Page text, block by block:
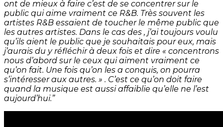
ont de mieux à faire c’est de se concentrer sur le
public qui aime vraiment ce R&B. Très souvent les
artistes R&B essaient de toucher le même public que
les autres artistes. Dans le cas des , j’ai toujours voulu
qu’ils aient le public que je souhaitais pour eux, mais
j’aurais du y réfléchir à deux fois et dire « concentrons
nous d’abord sur le ceux qui aiment vraiment ce
qu’on fait. Une fois qu’on les a conquis, on pourra
s’intéresser aux autres. » . C’est ce qu’on doit faire
quand la musique est aussi affaiblie qu’elle ne l’est
aujourd’hui.”